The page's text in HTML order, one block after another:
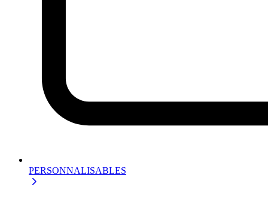
PERSONNALISABLES